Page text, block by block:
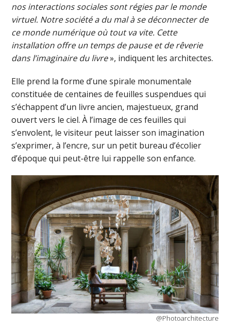
nos interactions sociales sont régies par le monde
virtuel. Notre société a du mal à se déconnecter de
ce monde numérique où tout va vite. Cette
installation offre un temps de pause et de rêverie
dans l’imaginaire du livre», indiquent les architectes.
Elle prend la forme d’une spirale monumentale
constituée de centaines de feuilles suspendues qui
s’échappent d’un livre ancien, majestueux, grand
ouvert vers le ciel. À l’image de ces feuilles qui
s’envolent, le visiteur peut laisser son imagination
s’exprimer, à l’encre, sur un petit bureau d’écolier
d’époque qui peut-être lui rappelle son enfance.
@Photoarchitecture